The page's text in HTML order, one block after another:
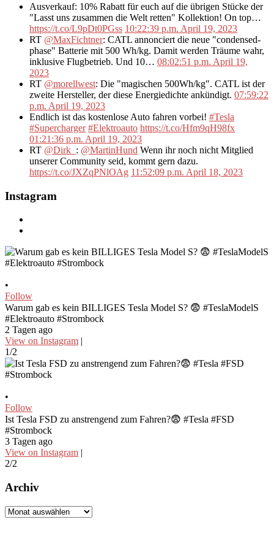
Ausverkauf: 10% Rabatt für euch auf die übrigen Stücke der
"Lasst uns zusammen die Welt retten" Kollektion! On top…
https://t.co/L9pDt0PGss 10:22:39 p.m. April 19, 2023
RT @MaxFichtner: CATL annonciert die neue "condensed-
phase" Batterie mit 500 Wh/kg. Damit werden Träume wahr,
inklusive Flugbetrieb. Und 10… 08:02:51 p.m. April 19,
2023
RT @morellwest: Die "magischen 500Wh/kg". CATL ist der
zweite Hersteller, der diese Energiedichte ankündigt. 07:59:22
p.m. April 19, 2023
Endlich ist das kostenlose Auto fahren vorbei! #Tesla
#Supercharger #Elektroauto https://t.co/Hfm9qH98fx
01:21:36 p.m. April 19, 2023
RT @Dirk_ : @MartinHund Wenn ihr noch nicht Mitglied
unserer Community seid, kommt gern dazu.
https://t.co/JXZqPNlOAg 11:52:09 p.m. April 18, 2023
Instagram
•
Follow
Warum gab es kein BILLIGES Tesla Model S? 😨 #TeslaModelS
#Elektroauto #Strombock
2 Tagen ago
View on Instagram |
1/2
•
Follow
Ist Tesla FSD zu anstrengend zum Fahren?😨 #Tesla #FSD
#Strombock
3 Tagen ago
View on Instagram |
2/2
Archiv
Archiv